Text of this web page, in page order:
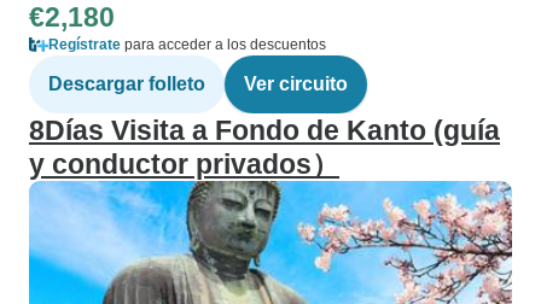
€2,180
Regístrate para acceder a los descuentos
Descargar folleto Ver circuito
8Días Visita a Fondo de Kanto (guía
y conductor privados）